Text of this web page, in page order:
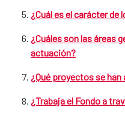
¿Cuál es el carácter de
¿Cuáles son las áreas
actuación?
¿Qué proyectos se
¿Trabaja el Fondo a